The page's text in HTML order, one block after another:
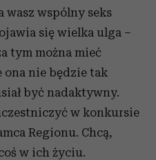
wasz wspólny seks
się wielka ulga –
tym można mieć
ona nie będzie tak
być nadaktywny.
w konkursie
Regionu. Chcą,
w ich życiu.